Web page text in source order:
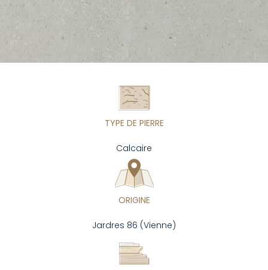
TYPE DE PIERRE
Calcaire
ORIGINE
Jardres 86 (Vienne)